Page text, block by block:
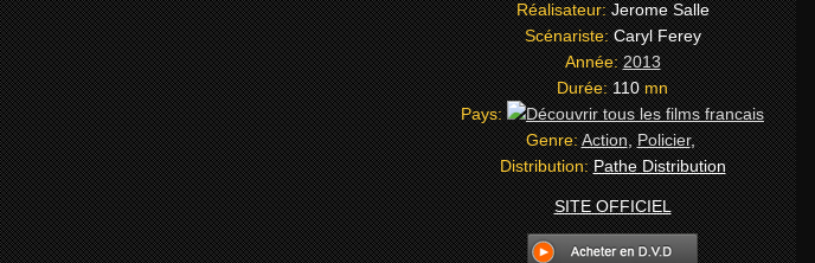
Réalisateur:Jerome Salle
Scénariste:Caryl Ferey
Année:2013
Durée:110mn
Pays:
Genre:Action,Policier,
Distribution:Pathe Distribution
SITE OFFICIEL